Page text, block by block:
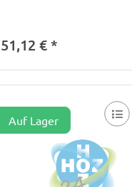
51,12 €*
Auf Lager